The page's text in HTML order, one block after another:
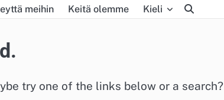
meihin Keitä olemme Kieli
try one of the links below or a search?